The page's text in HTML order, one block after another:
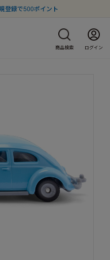
登録で500ポイント
商品検索 ログイン